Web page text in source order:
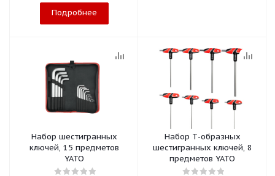
Подробнее
Набор шестигранных
ключей, 15 предметов
YATO
Набор Т-образных
шестигранных ключей, 8
предметов YATO